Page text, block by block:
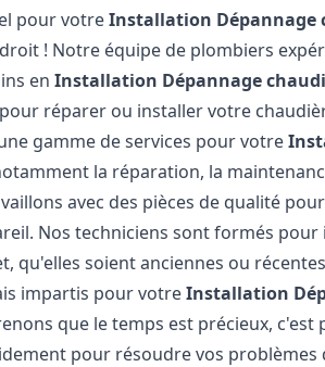
pour votreInstallation Dépannage
! Notre équipe de plombiers
enInstallation Dépannage
réparer ou installer votre
gamme de services pour votre
la réparation, la
avec des pièces de qualité
Nos techniciens sont formés
qu'elles soient anciennes ou
impartis pour votreInstallation
que le temps est précieux,
pour résoudre vos problèmes